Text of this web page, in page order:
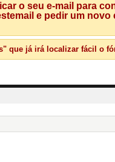
o seu e-mail para
e pedir um novo
que já irá localizar fácil o